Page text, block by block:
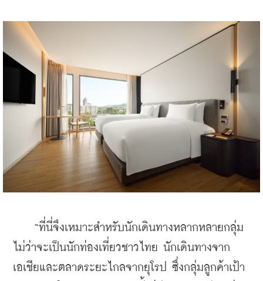
“ที่นี่จึงเหมาะสำหรับนักเดินทางหลากหลายกลุ่ม
ไม่ว่าจะเป็นนักท่องเที่ยวชาวไทย นักเดินทางจาก
เอเชียและตลาดระยะไกลจากยุโรป ซึ่งกลุ่มลูกค้าเป้า